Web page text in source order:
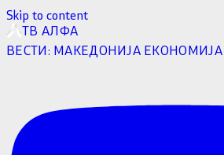
Skip to content
ТВ АЛФА
ВЕСТИ: МАКЕДОНИЈА ЕКОНОМИЈА